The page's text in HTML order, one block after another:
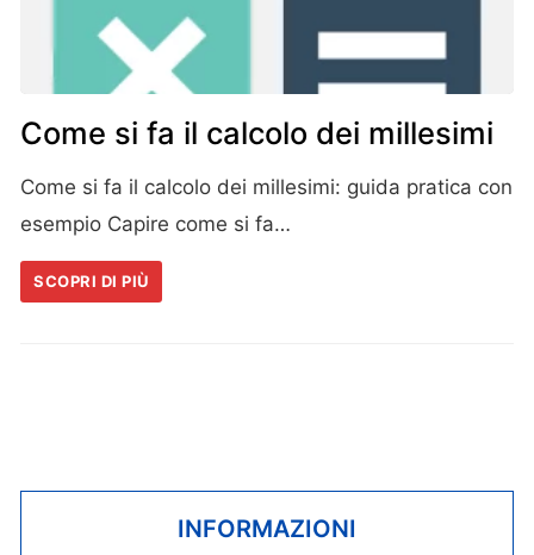
Come si fa il calcolo dei millesimi
Come si fa il calcolo dei millesimi: guida pratica con
esempio Capire come si fa…
SCOPRI DI PIÙ
INFORMAZIONI